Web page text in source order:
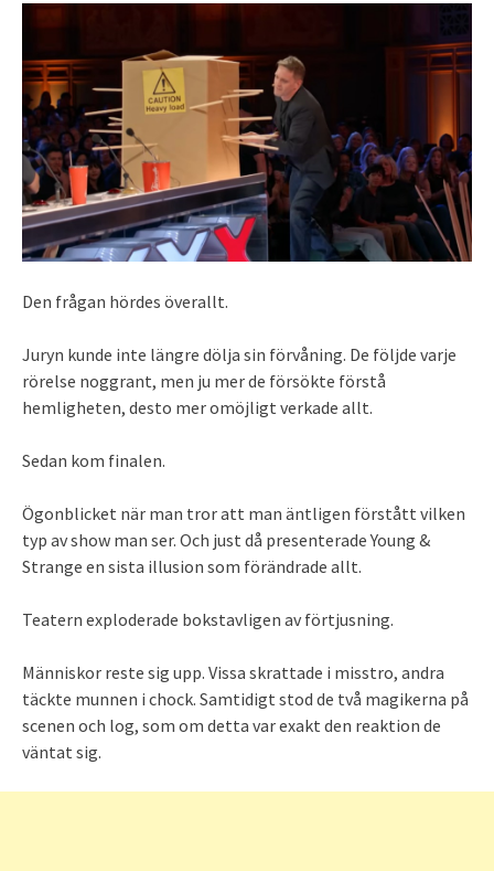
Den frågan hördes överallt.
Juryn kunde inte längre dölja sin förvåning. De följde varje
rörelse noggrant, men ju mer de försökte förstå
hemligheten, desto mer omöjligt verkade allt.
Sedan kom finalen.
Ögonblicket när man tror att man äntligen förstått vilken
typ av show man ser. Och just då presenterade Young &
Strange en sista illusion som förändrade allt.
Teatern exploderade bokstavligen av förtjusning.
Människor reste sig upp. Vissa skrattade i misstro, andra
täckte munnen i chock. Samtidigt stod de två magikerna på
scenen och log, som om detta var exakt den reaktion de
väntat sig.